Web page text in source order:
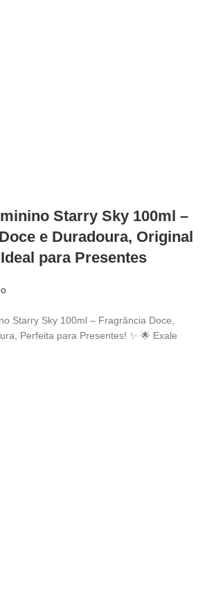
Starry Sky 100ml –
e Duradoura, Original
para Presentes
Starry Sky 100ml – Fragrância Doce,
Perfeita para Presentes! ✨ 🌟 Exale